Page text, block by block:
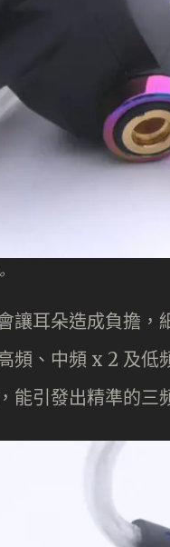
讓耳朵造成負擔，
頻、中頻 x 2 及
能引發出精準的三